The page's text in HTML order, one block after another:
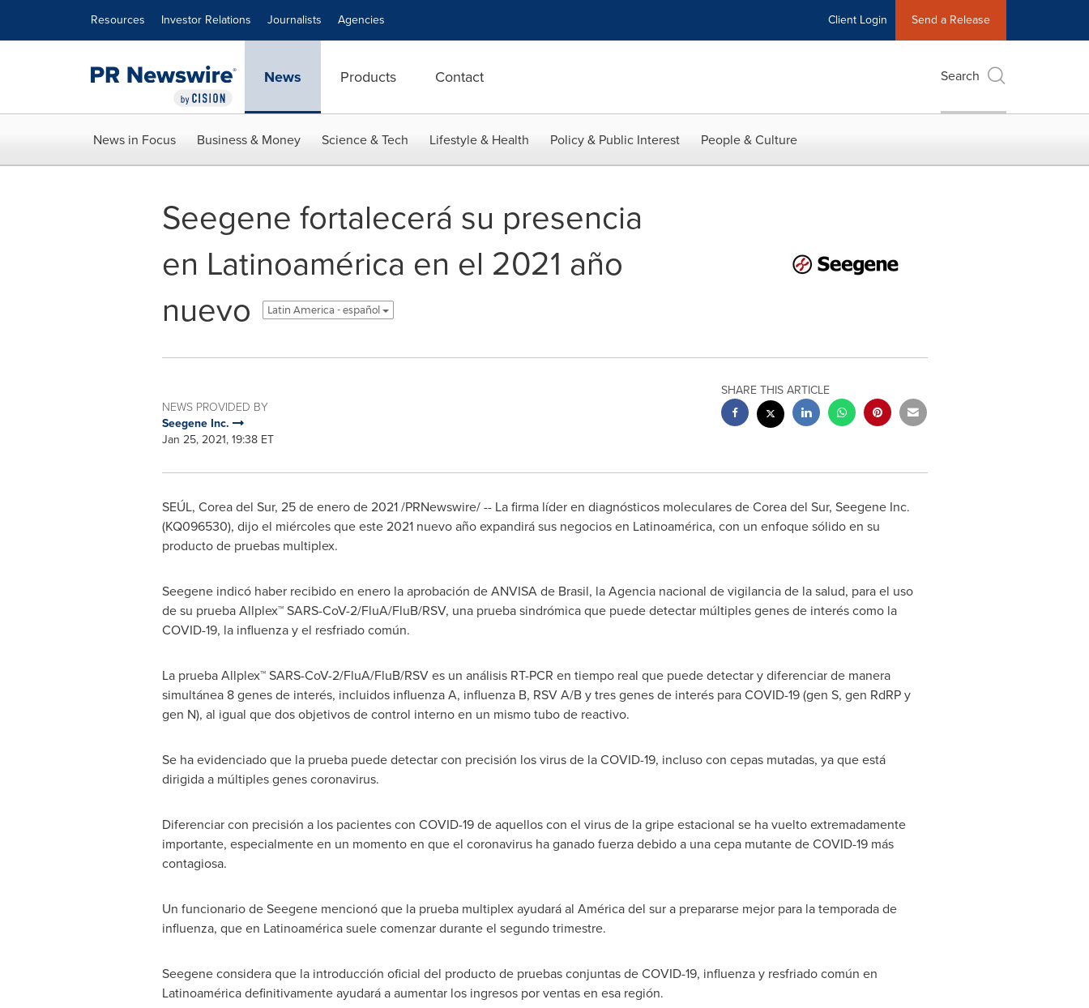
Resources Investor Relations Journalists Agencies Client Login Send a Release
News Products Contact Search
News in Focus Business & Money Science & Tech Lifestyle & Health Policy & Public Interest People & Culture
Seegene fortalecerá su presencia
en Latinoamérica en el 2021 año
nuevo
Latin America - español
NEWS PROVIDED BY
Seegene Inc.
Jan 25, 2021, 19:38 ET
SHARE THIS ARTICLE
SEÚL, Corea del Sur, 25 de enero de 2021 /PRNewswire/ -- La firma líder en diagnósticos moleculares deCorea del Sur, Seegene Inc.
(KQ096530), dijo el miércoles que este 2021 nuevo año expandirá sus negocios en Latinoamérica, con un enfoque sólido en su
producto de pruebas multiplex.
Seegene indicó haber recibido en enero la aprobación de ANVISA de Brasil, la Agencia nacional de vigilancia de la salud, para el uso
de su prueba Allplex™ SARS-CoV-2/FluA/FluB/RSV, una prueba sindrómica que puede detectar múltiples genes de interés como la
COVID-19, la influenza y el resfriado común.
La prueba Allplex™ SARS-CoV-2/FluA/FluB/RSV es un análisis RT-PCR en tiempo real que puede detectar y diferenciar de manera
simultánea 8 genes de interés, incluidos influenza A, influenza B, RSV A/B y tres genes de interés para COVID-19 (gen S, gen RdRP y
gen N), al igual que dos objetivos de control interno en un mismo tubo de reactivo.
Se ha evidenciado que la prueba puede detectar con precisión los virus de la COVID-19, incluso con cepas mutadas, ya que está
dirigida a múltiples genes coronavirus.
Diferenciar con precisión a los pacientes con COVID-19 de aquellos con el virus de la gripe estacional se ha vuelto extremadamente
importante, especialmente en un momento en que el coronavirus ha ganado fuerza debido a una cepa mutante de COVID-19 más
contagiosa.
Un funcionario de Seegene mencionó que la prueba multiplex ayudará al América del sur a prepararse mejor para la temporada de
influenza, que en Latinoamérica suele comenzar durante el segundo trimestre.
Seegene considera que la introducción oficial del producto de pruebas conjuntas de COVID-19, influenza y resfriado común en
Latinoamérica definitivamente ayudará a aumentar los ingresos por ventas en esa región.